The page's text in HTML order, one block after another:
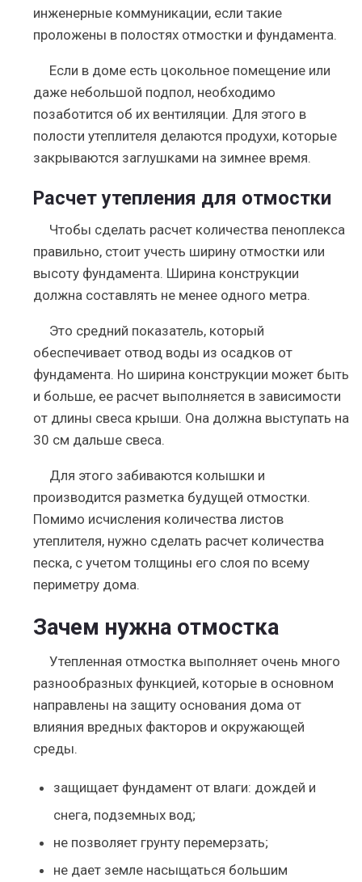
инженерные коммуникации, если такие
проложены в полостях отмостки и фундамента.
Если в доме есть цокольное помещение или
даже небольшой подпол, необходимо
позаботится об их вентиляции. Для этого в
полости утеплителя делаются продухи, которые
закрываются заглушками на зимнее время.
Расчет утепления для отмостки
Чтобы сделать расчет количества пеноплекса
правильно, стоит учесть ширину отмостки или
высоту фундамента. Ширина конструкции
должна составлять не менее одного метра.
Это средний показатель, который
обеспечивает отвод воды из осадков от
фундамента. Но ширина конструкции может быть
и больше, ее расчет выполняется в зависимости
от длины свеса крыши. Она должна выступать на
30 см дальше свеса.
Для этого забиваются колышки и
производится разметка будущей отмостки.
Помимо исчисления количества листов
утеплителя, нужно сделать расчет количества
песка, с учетом толщины его слоя по всему
периметру дома.
Зачем нужна отмостка
Утепленная отмостка выполняет очень много
разнообразных функцией, которые в основном
направлены на защиту основания дома от
влияния вредных факторов и окружающей
среды.
защищает фундамент от влаги: дождей и
снега, подземных вод;
не позволяет грунту перемерзать;
не дает земле насыщаться большим